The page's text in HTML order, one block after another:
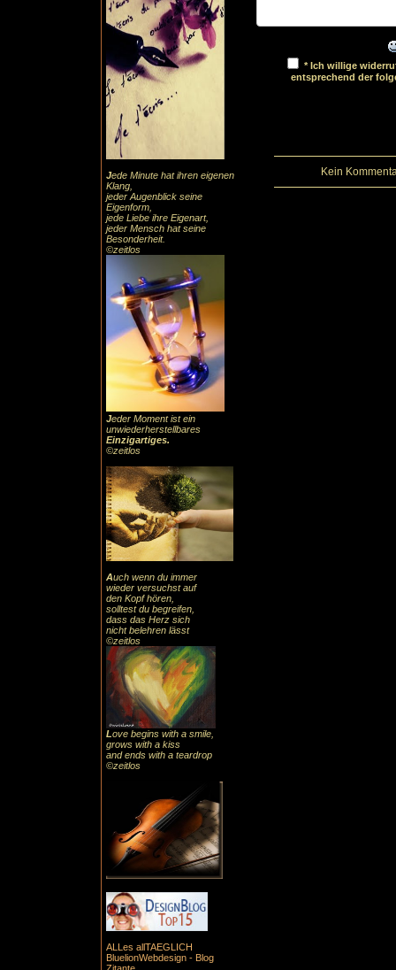
Jede Minute hat ihren eigenen
Klang,
jeder Augenblick seine
Eigenform,
jede Liebe ihre Eigenart,
jeder Mensch hat seine
Besonderheit.
©zeitlos
Jeder Moment ist ein
unwiederherstellbares
Einzigartiges.
©zeitlos
Auch wenn du immer
wieder versuchst auf
den Kopf hören,
solltest du begreifen,
dass das Herz sich
nicht belehren lässt
©zeitlos
Love begins with a smile,
grows with a kiss
and ends with a teardrop
©zeitlos
ALLes allTAEGLICH
BluelionWebdesign - Blog
* Ich willige
entsprechend der
Kein